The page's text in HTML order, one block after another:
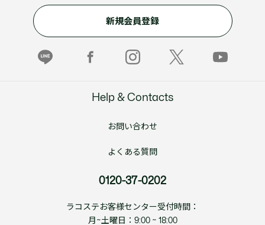
新規会員登録
Help & Contacts
お問い合わせ
よくある質問
0120-37-0202
ラコステお客様センター受付時間：
月~土曜日：9:00 ~ 18:00